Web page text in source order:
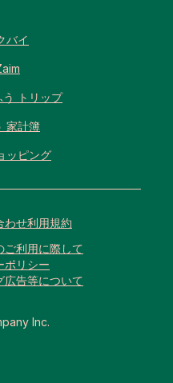
バイ
トリップ
家計簿
ッピング
わせ利用規約
ご利用に際して
ポリシー
広告等について
Inc.